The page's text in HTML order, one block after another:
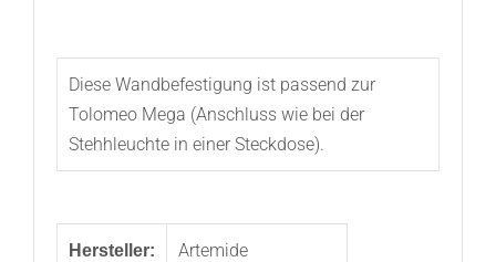
Diese Wandbefestigung ist passend zur
Tolomeo Mega (Anschluss wie bei der
Stehhleuchte in einer Steckdose).
Hersteller: Artemide